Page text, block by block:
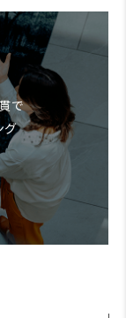
で
グ